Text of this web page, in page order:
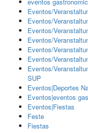
Eventos/
Eventos/
Eventos/
Eventos/
Eventos/
Eventos/
Eventos/
SUP
Eventos|Deportes
Eventos|eventos
Eventos|Fiestas
Feste
Fiestas